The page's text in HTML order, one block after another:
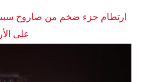
ارتطام جزء ضخم من صاروخ
على